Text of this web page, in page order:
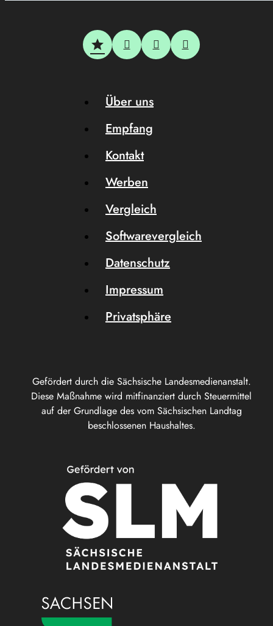
Gefördert durch die Sächsische Landesmedienanstalt.
Diese Maßnahme wird mitfinanziert durch Steuermittel
auf der Grundlage des vom Sächsischen Landtag
beschlossenen Haushaltes.
Über uns
Empfang
Kontakt
Werben
Vergleich
Softwarevergleich
Datenschutz
Impressum
Privatsphäre